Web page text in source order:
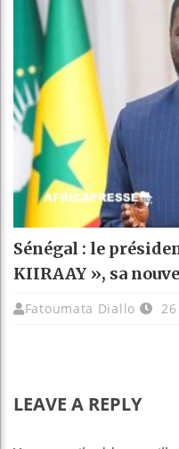
Sénégal : le
KIIRAAY », sa
Fatoumata Diallo
LEAVE A REPLY